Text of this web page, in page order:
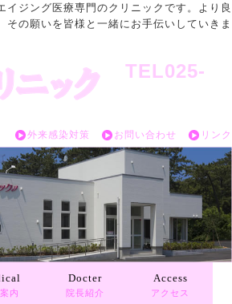
イジング医療専門のクリニックです。より良
その願いを皆様と一緒にお手伝いしていきま
TEL025-
外来感染対策 お問い合わせ リンク
内
Docter
院長紹介
Access
アクセス